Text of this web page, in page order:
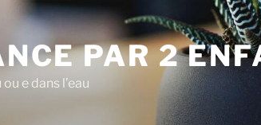
PAR 2
e dans l’eau